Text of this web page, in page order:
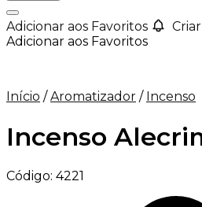
Adicionar aos Favoritos
Adicionar aos Favoritos
Início / Aromatizador / Incenso
Incenso
Código: 4221